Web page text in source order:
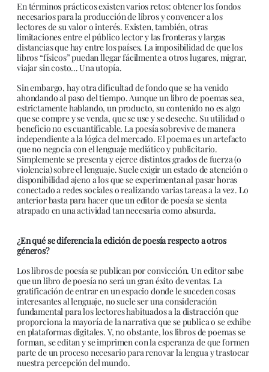
En términos prácticos existen varios retos: obtener los fondos
necesarios para la producción de libros y convencer a los
lectores de su valor o interés. Existen, también, otras
limitaciones entre el público lector y las fronteras y largas
distancias que hay entre los países. La imposibilidad de que los
libros “físicos” puedan llegar fácilmente a otros lugares, migrar,
viajar sin costo… Una utopía.
Sin embargo, hay otra dificultad de fondo que se ha venido
ahondando al paso del tiempo. Aunque un libro de poemas sea,
estrictamente hablando, un producto, su contenido no es algo
que se compre y se venda, que se use y se deseche. Su utilidad o
beneficio no es cuantificable. La poesía sobrevive de manera
independiente a la lógica del mercado. El poema es un artefacto
que no negocia con el lenguaje mediático y publicitario.
Simplemente se presenta y ejerce distintos grados de fuerza (o
violencia) sobre el lenguaje. Suele exigir un estado de atención o
disponibilidad ajeno a los que se experimentan al pasar horas
conectado a redes sociales o realizando varias tareas a la vez. Lo
anterior basta para hacer que un editor de poesía se sienta
atrapado en una actividad tan necesaria como absurda.
¿En qué se diferencia la edición de poesía respecto a otros
géneros?
Los libros de poesía se publican por convicción. Un editor sabe
que un libro de poesía no será un gran éxito de ventas. La
gratificación de entrar en un espacio donde le suceden cosas
interesantes al lenguaje, no suele ser una consideración
fundamental para los lectores habituados a la distracción que
proporciona la mayoría de la narrativa que se publica o se exhibe
en plataformas digitales. Y, no obstante, los libros de poemas se
forman, se editan y se imprimen con la esperanza de que formen
parte de un proceso necesario para renovar la lengua y trastocar
nuestra percepción del mundo.